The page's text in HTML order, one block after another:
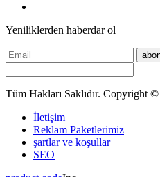
Yeniliklerden haberdar ol
Tüm Hakları Saklıdır. Copyright
İletişim
Reklam Paketlerimiz
şartlar ve koşullar
SEO